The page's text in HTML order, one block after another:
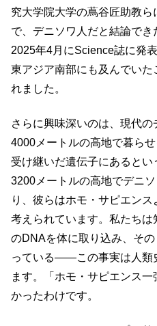
究大学院大学の蔦谷匠助教
で、デニソワ人だと結論で
2025年4月にScience誌に発
東アジア南部にも及んでい
れました。
さらに興味深いのは、現代
4000メートルの高地で暮ら
受け継いだ遺伝子にあると
3200メートルの高地でデニ
り、彼らはホモ・サピエン
考えられています。私たち
のDNAを体に取り込み、そ
っている――この事実は人類
ます。「ホモ・サピエンス
かったわけです。